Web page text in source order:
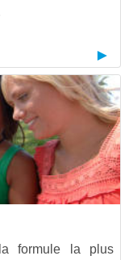
formule la plus